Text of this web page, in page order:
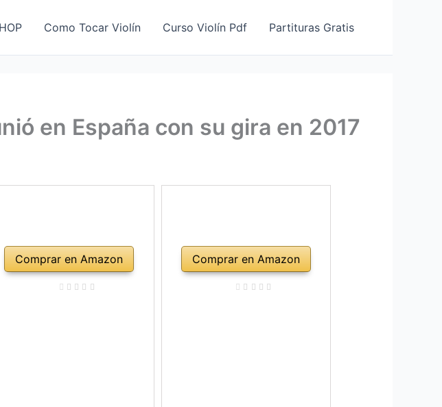
Como Tocar Violín Curso Violín Pdf Partituras Gratis
en España con su gira en 2017
Comprar en Amazon Comprar en Amazon